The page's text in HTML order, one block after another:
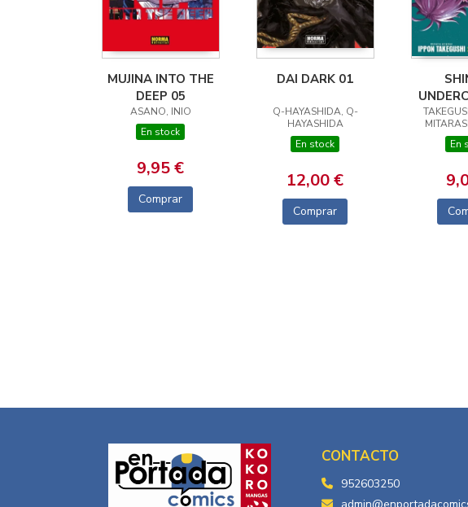
MUJINA INTO THE
DEEP 05
ASANO, INIO
En stock
9,95 €
Comprar
DAI DARK 01
Q-HAYASHIDA, Q-
HAYASHIDA
En stock
12,00 €
Comprar
En
CONTACTO
952603250